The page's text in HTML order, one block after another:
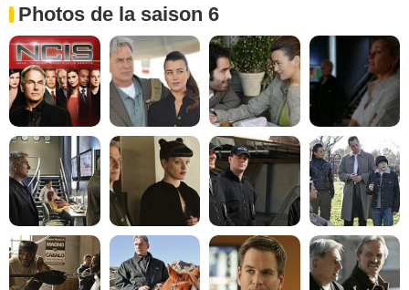
Photos de la saison 6